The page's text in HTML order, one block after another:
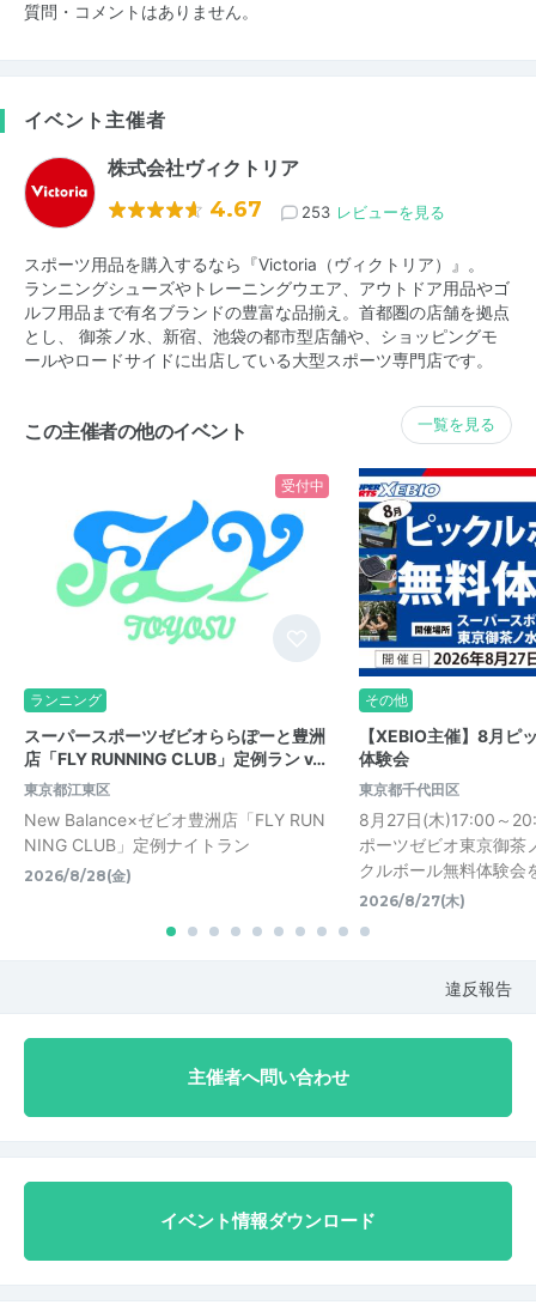
質問・コメントはありません。
イベント主催者
株式会社ヴィクトリア
4.67 253 レビューを見る
スポーツ用品を購入するなら『Victoria（ヴィクトリア）』。
ランニングシューズやトレーニングウエア、アウトドア用品やゴ
ルフ用品まで有名ブランドの豊富な品揃え。首都圏の店舗を拠点
とし、 御茶ノ水、新宿、池袋の都市型店舗や、ショッピングモ
ールやロードサイドに出店している大型スポーツ専門店です。
この主催者の他のイベント 一覧を見る
受付中
ランニング
スーパースポーツゼビオららぽーと豊洲
店「FLY RUNNING CLUB」定例ラン v…
東京都江東区
New Balance×ゼビオ豊洲店「FLY RUN
NING CLUB」定例ナイトラン
2026/8/28(金)
その他
【XEBIO主催】8月ピ
体験会
東京都千代田区
8月27日(木)17:00～
ポーツゼビオ東京御茶
クルボール無料体験会
2026/8/27(木)
違反報告
主催者へ問い合わせ
イベント情報ダウンロード